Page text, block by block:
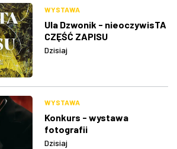
WYSTAWA
Ula Dzwonik - nieoczywisTA
CZĘŚĆ ZAPISU
Dzisiaj
WYSTAWA
Konkurs - wystawa
fotografii
Dzisiaj